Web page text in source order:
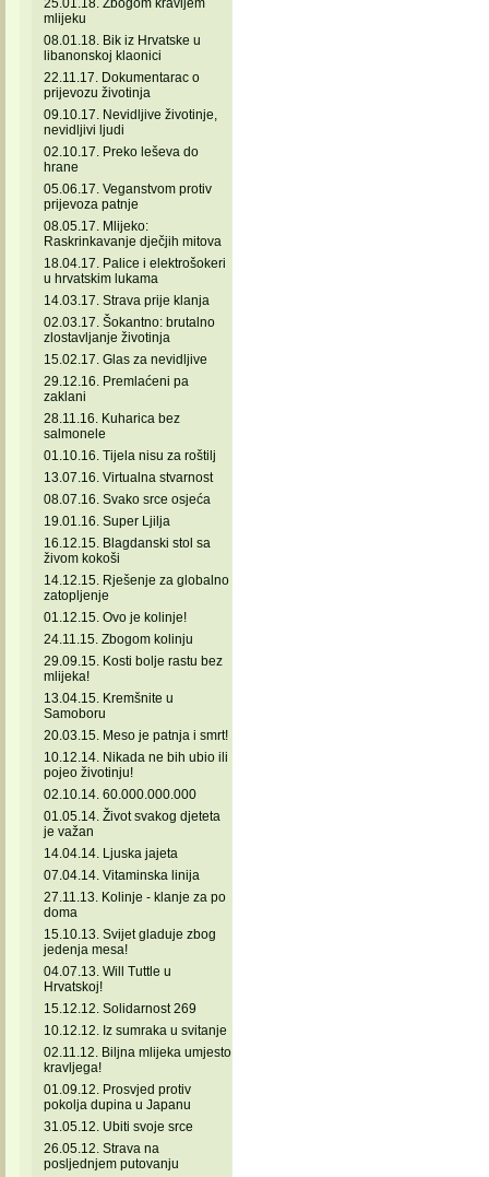
25.01.18. Zbogom kravljem
mlijeku
08.01.18. Bik iz Hrvatske u
libanonskoj klaonici
22.11.17. Dokumentarac o
prijevozu životinja
09.10.17. Nevidljive životinje,
nevidljivi ljudi
02.10.17. Preko leševa do
hrane
05.06.17. Veganstvom protiv
prijevoza patnje
08.05.17. Mlijeko:
Raskrinkavanje dječjih mitova
18.04.17. Palice i elektrošokeri
u hrvatskim lukama
14.03.17. Strava prije klanja
02.03.17. Šokantno: brutalno
zlostavljanje životinja
15.02.17. Glas za nevidljive
29.12.16. Premlaćeni pa
zaklani
28.11.16. Kuharica bez
salmonele
01.10.16. Tijela nisu za roštilj
13.07.16. Virtualna stvarnost
08.07.16. Svako srce osjeća
19.01.16. Super Ljilja
16.12.15. Blagdanski stol sa
živom kokoši
14.12.15. Rješenje za globalno
zatopljenje
01.12.15. Ovo je kolinje!
24.11.15. Zbogom kolinju
29.09.15. Kosti bolje rastu bez
mlijeka!
13.04.15. Kremšnite u
Samoboru
20.03.15. Meso je patnja i smrt!
10.12.14. Nikada ne bih ubio ili
pojeo životinju!
02.10.14. 60.000.000.000
01.05.14. Život svakog djeteta
je važan
14.04.14. Ljuska jajeta
07.04.14. Vitaminska linija
27.11.13. Kolinje - klanje za po
doma
15.10.13. Svijet gladuje zbog
jedenja mesa!
04.07.13. Will Tuttle u
Hrvatskoj!
15.12.12. Solidarnost 269
10.12.12. Iz sumraka u svitanje
02.11.12. Biljna mlijeka umjesto
kravljega!
01.09.12. Prosvjed protiv
pokolja dupina u Japanu
31.05.12. Ubiti svoje srce
26.05.12. Strava na
posljednjem putovanju